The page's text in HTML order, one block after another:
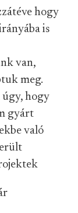
hogy
is
van,
meg.
hogy
gyárt
való